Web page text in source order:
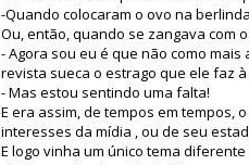
-Quando colocaram o ovo na
Ou, então, quando se zangava com
- Agora sou eu é que não como
revista sueca o estrago que ele faz
- Mas estou sentindo uma falta!
E era assim, de tempos em tempos,
interesses da mídia , ou de seu
E logo vinha um único tema